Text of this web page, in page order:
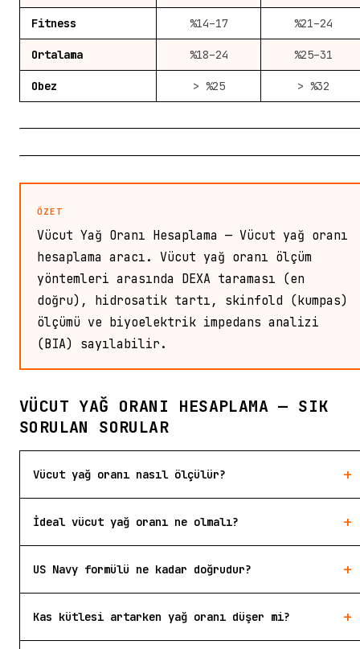
Fitness %14–17 %21–24
Ortalama %18–24 %25–31
Obez > %25 > %32
ÖZET
Vücut Yağ Oranı Hesaplama — Vücut yağ oranı
hesaplama aracı. Vücut yağ oranı ölçüm
yöntemleri arasında DEXA taraması (en
doğru), hidrosatik tartı, skinfold (kumpas)
ölçümü ve biyoelektrik impedans analizi
(BIA) sayılabilir.
VÜCUT YAĞ ORANI HESAPLAMA — SIK
SORULAN SORULAR
Vücut yağ oranı nasıl ölçülür? +
İdeal vücut yağ oranı ne olmalı? +
US Navy formülü ne kadar doğrudur? +
Kas kütlesi artarken yağ oranı düşer mi? +